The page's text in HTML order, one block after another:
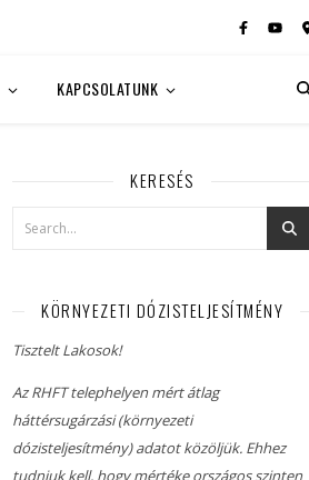
KAPCSOLATUNK
KERESÉS
KÖRNYEZETI DÓZISTELJESÍTMÉNY
Tisztelt Lakosok!
Az RHFT telephelyen mért átlag
háttérsugárzási (környezeti
dózisteljesítmény) adatot közöljük. Ehhez
tudniuk kell, hogy mértéke országos szinten